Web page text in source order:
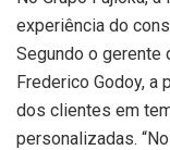
experiência do
Segundo o gerente
Frederico Godoy, a
dos clientes em
personalizadas.